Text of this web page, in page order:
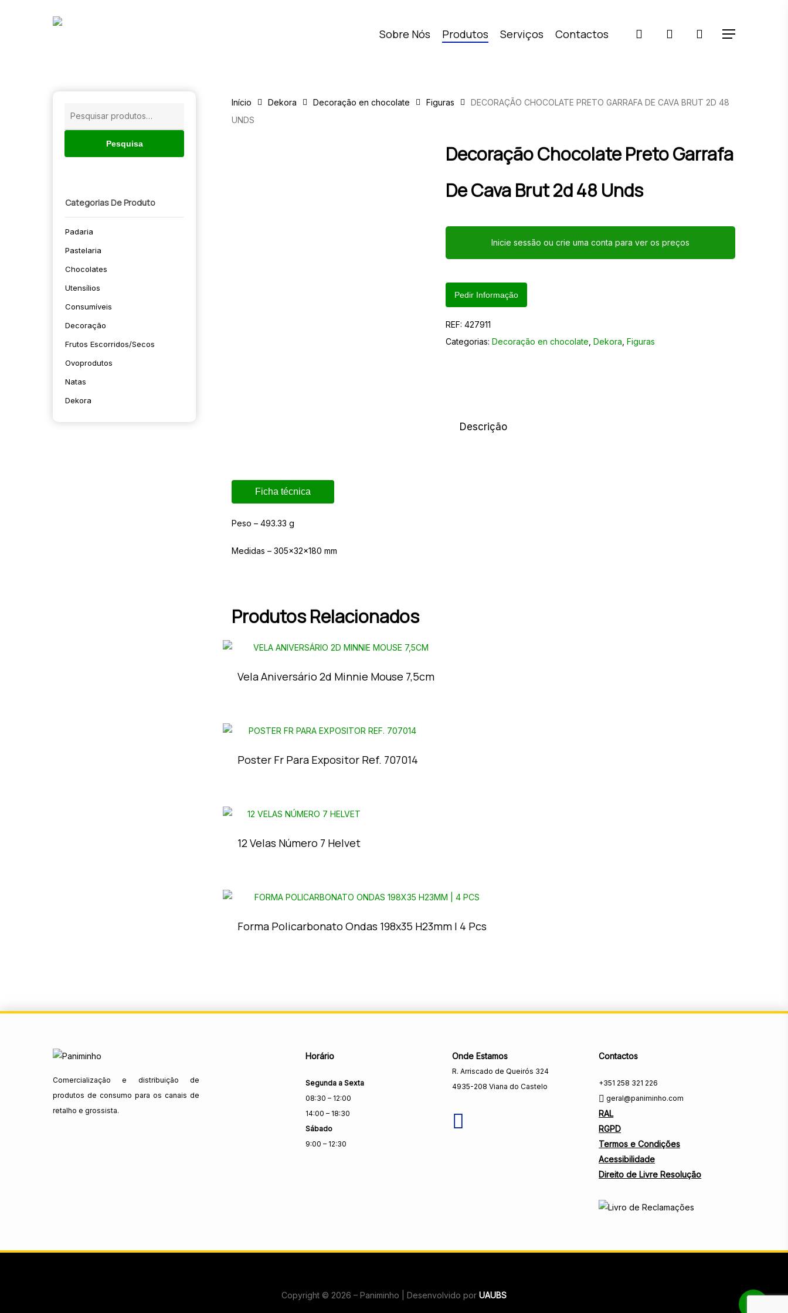
🔍
Sobre Nós Produtos Serviços Contactos pesquisaraccount Menu
Pesquisa
Categorias De Produto
Padaria
Pastelaria
Chocolates
Utensílios
Consumíveis
Decoração
Frutos Escorridos/secos
Ovoprodutos
Natas
Dekora
Início Dekora Decoração en chocolate Figuras
DECORAÇÃO CHOCOLATE PRETO GARRAFA DE CAVA BRUT 2D 48
UNDS
Decoração Chocolate Preto Garrafa
De Cava Brut 2d 48 Unds
Inicie sessão ou crie uma conta para ver os preços
Pedir Informação
REF:427911
Categorias:Decoração en chocolate ,Dekora ,Figuras
Descrição
Ficha técnica
Peso – 493.33 g
Medidas – 305x32x180 mm
Produtos Relacionados
Vela Aniversário 2d Minnie Mouse 7,5cm
Poster Fr Para Expositor Ref. 707014
12 Velas Número 7 Helvet
Forma Policarbonato Ondas 198x35 H23mm | 4 Pcs
Comercialização e distribuição de
produtos de consumo para os canais de
retalho e grossista.
Horário
Segunda a Sexta
08:30 – 12:00
14:00 – 18:30
Sábado
9:00 – 12:30
Onde Estamos
R. Arriscado de Queirós 324
4935-208 Viana do Castelo
Contactos
+351 258 321 226
geral@paniminho.com
RAL
RGPD
Termos e Condições
Acessibilidade
Direito de Livre Resolução
Copyright © 2026 – Paniminho | Desenvolvido por UAUBS